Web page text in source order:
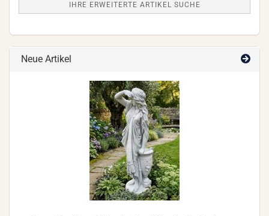
IHRE ERWEITERTE ARTIKEL SUCHE
Neue Artikel